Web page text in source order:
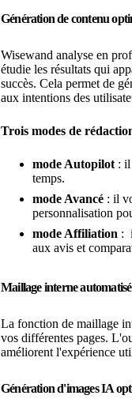
Génération de contenu
Wisewand analyse en
étudie les résultats qui
succès. Cela permet de
aux intentions des
Trois modes de
mode Autopilot : il
temps.
mode Avancé : il
personnalisation
mode Affiliation :
aux avis et
Maillage interne automatisé
La fonction de maillage
vos différentes pages.
améliorent l'expérience
Génération d'images IA